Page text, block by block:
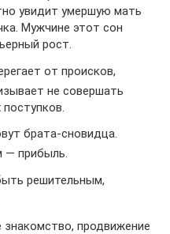
увидит умершую мать
Мужчине этот сон
рост.
от происков,
не совершать
брата-сновидца.
— прибыль.
решительным,
продвижение